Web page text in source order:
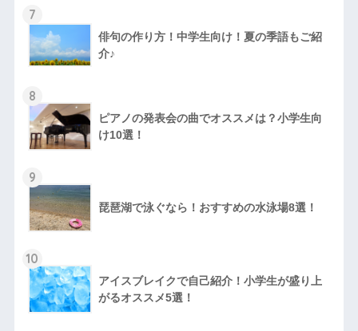
7
俳句の作り方！中学生向け！夏の季語もご紹
介♪
8
ピアノの発表会の曲でオススメは？小学生向
け10選！
9
琵琶湖で泳ぐなら！おすすめの水泳場8選！
10
アイスブレイクで自己紹介！小学生が盛り上
がるオススメ5選！